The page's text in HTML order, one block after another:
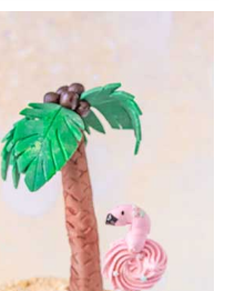
Pieczywo
Przetwory
Posiłki